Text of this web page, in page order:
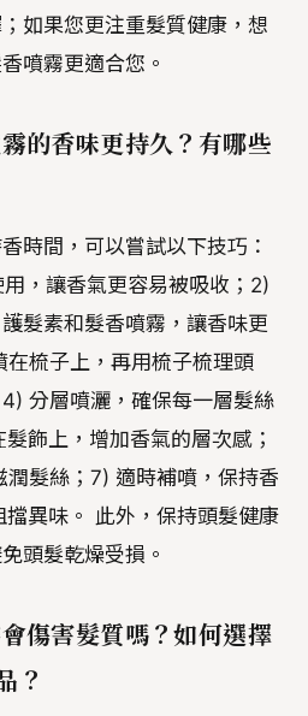
如果您更注重髮質健康，想
噴霧更適合您。
的香味更持久？有哪些
時間，可以嘗試以下技巧：
，讓香氣更容易被吸收；2)
髮素和髮香噴霧，讓香味更
梳子上，再用梳子梳理頭
分層噴灑，確保每一層髮絲
飾上，增加香氣的層次感；
髮絲；7) 適時補噴，保持香
異味。 此外，保持頭髮健康
頭髮乾燥受損。
傷害髮質嗎？如何選擇
？